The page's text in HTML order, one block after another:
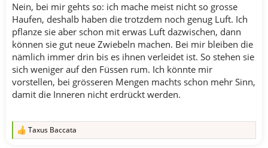
Nein, bei mir gehts so: ich mache meist nicht so grosse
Haufen, deshalb haben die trotzdem noch genug Luft. Ich
pflanze sie aber schon mit erwas Luft dazwischen, dann
können sie gut neue Zwiebeln machen. Bei mir bleiben die
nämlich immer drin bis es ihnen verleidet ist. So stehen sie
sich weniger auf den Füssen rum. Ich könnte mir
vorstellen, bei grösseren Mengen machts schon mehr Sinn,
damit die Inneren nicht erdrückt werden.
R
Taxus Baccata